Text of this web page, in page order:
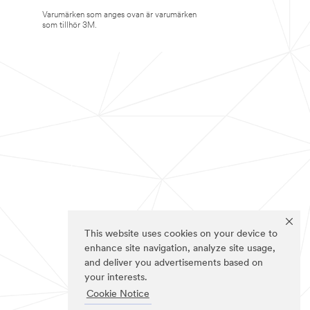
This website uses cookies on your device to
enhance site navigation, analyze site usage,
and deliver you advertisements based on
your interests.
Cookie Notice
Varumärken som anges ovan är varumärken
som tillhör 3M.